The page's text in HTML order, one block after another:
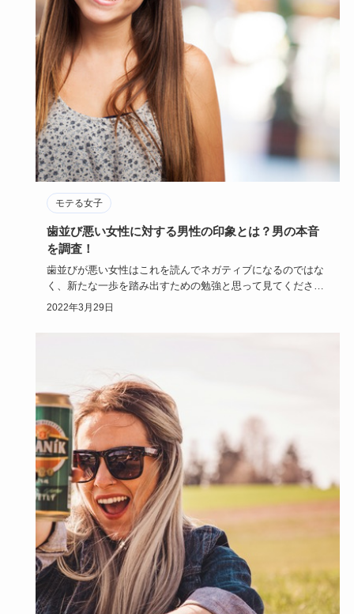
モテる女子
歯並び悪い女性に対する男性の印象とは？男の本音
を調査！
歯並びが悪い女性はこれを読んでネガティブになるのではな
く、新たな一歩を踏み出すための勉強と思って見てください
ね。また、歯並…
2022年3月29日